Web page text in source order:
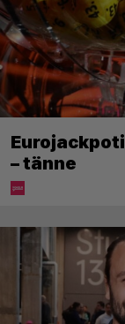
– tänne